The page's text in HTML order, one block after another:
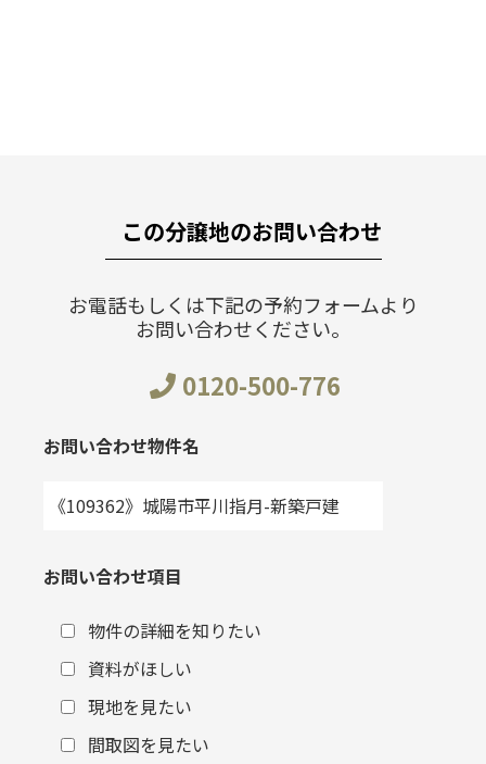
この分譲地のお問い合わせ
お電話もしくは下記の予約フォームより
お問い合わせください。
0120-500-776
お問い合わせ物件名
お問い合わせ項目
物件の詳細を知りたい
資料がほしい
現地を見たい
間取図を見たい